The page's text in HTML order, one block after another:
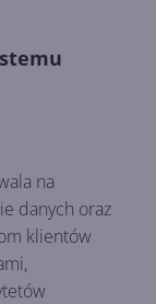
na
danych oraz
klientów